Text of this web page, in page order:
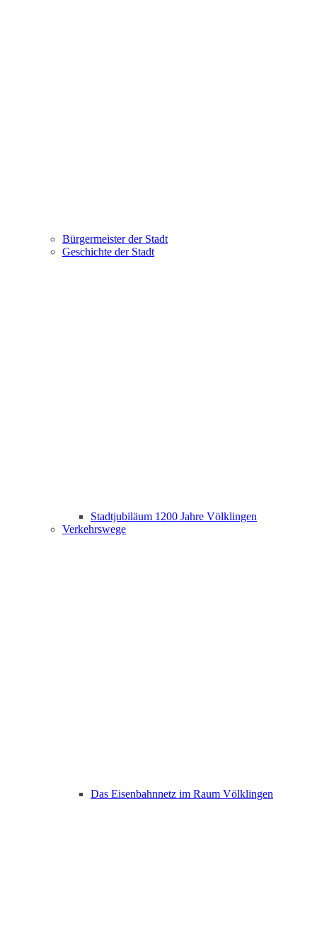
Bürgermeister der Stadt
Geschichte der Stadt
Stadtjubiläum 1200 Jahre Völklingen
Verkehrswege
Das Eisenbahnnetz im Raum Völklingen